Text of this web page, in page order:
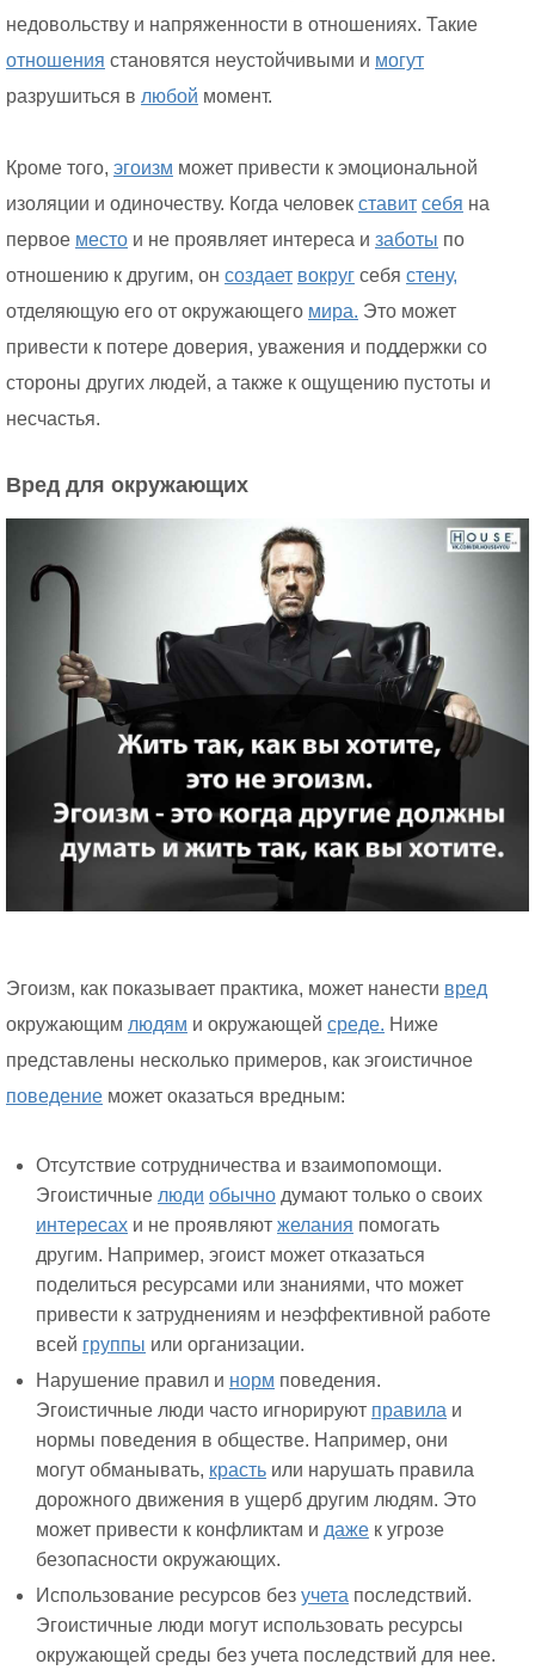
недовольству и напряженности в отношениях. Такие
отношения становятся неустойчивыми и могут
разрушиться в любой момент.
Кроме того, эгоизм может привести к эмоциональной
изоляции и одиночеству. Когда человек ставит себя на
первое место и не проявляет интереса и заботы по
отношению к другим, он создает вокруг себя стену,
отделяющую его от окружающего мира. Это может
привести к потере доверия, уважения и поддержки со
стороны других людей, а также к ощущению пустоты и
несчастья.
Вред для окружающих
Эгоизм, как показывает практика, может нанести вред
окружающим людям и окружающей среде. Ниже
представлены несколько примеров, как эгоистичное
поведение может оказаться вредным:
Отсутствие сотрудничества и взаимопомощи.
Эгоистичные люди обычно думают только о своих
интересах и не проявляют желания помогать
другим. Например, эгоист может отказаться
поделиться ресурсами или знаниями, что может
привести к затруднениям и неэффективной работе
всей группы или организации.
Нарушение правил и норм поведения.
Эгоистичные люди часто игнорируют правила и
нормы поведения в обществе. Например, они
могут обманывать, красть или нарушать правила
дорожного движения в ущерб другим людям. Это
может привести к конфликтам и даже к угрозе
безопасности окружающих.
Использование ресурсов без учета последствий.
Эгоистичные люди могут использовать ресурсы
окружающей среды без учета последствий для нее.